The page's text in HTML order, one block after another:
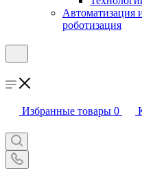
Автоматизация
роботизация
Избранные товары 0